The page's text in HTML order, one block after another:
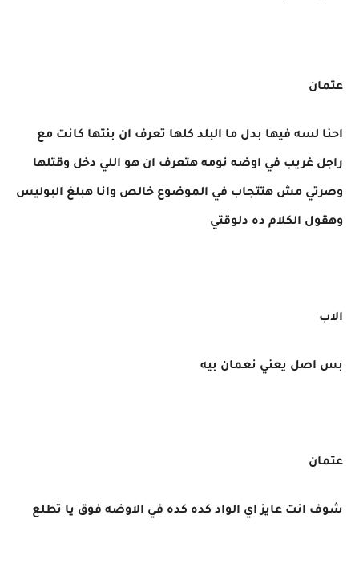
عتمان
احنا لسه فيها بدل ما البلد كلها تعرف ان بنتها كانت مع
راجل غريب في اوضه نومه هتعرف ان هو اللي دخل وقتلها
وصرتي مش هتتجاب في الموضوع خالص وانا هبلغ البوليس
وهقول الكلام ده دلوقتي
الاب
بس اصل يعني نعمان بيه
عتمان
شوف انت عايز اي الواد كده كده في الاوضه فوق يا تطلع